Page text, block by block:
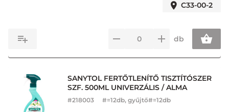
C33-00-2
db
SANYTOL FERTŐTLENÍTŐ TISZTÍTÓSZER
SZF. 500ML UNIVERZÁLIS / ALMA
#218003 #=12db, gyűjtő#=12db